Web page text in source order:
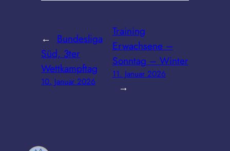
← Bundesliga
Süd, 3ter
Wettkampftag
10. Januar 2026
Training
Erwachsene –
Sonntag – Winter
11. Januar 2026
→